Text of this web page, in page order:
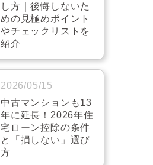
し方｜後悔しないた
めの見極めポイント
やチェックリストを
紹介
2026/05/15
中古マンションも13
年に延長！2026年住
宅ローン控除の条件
と「損しない」選び
方